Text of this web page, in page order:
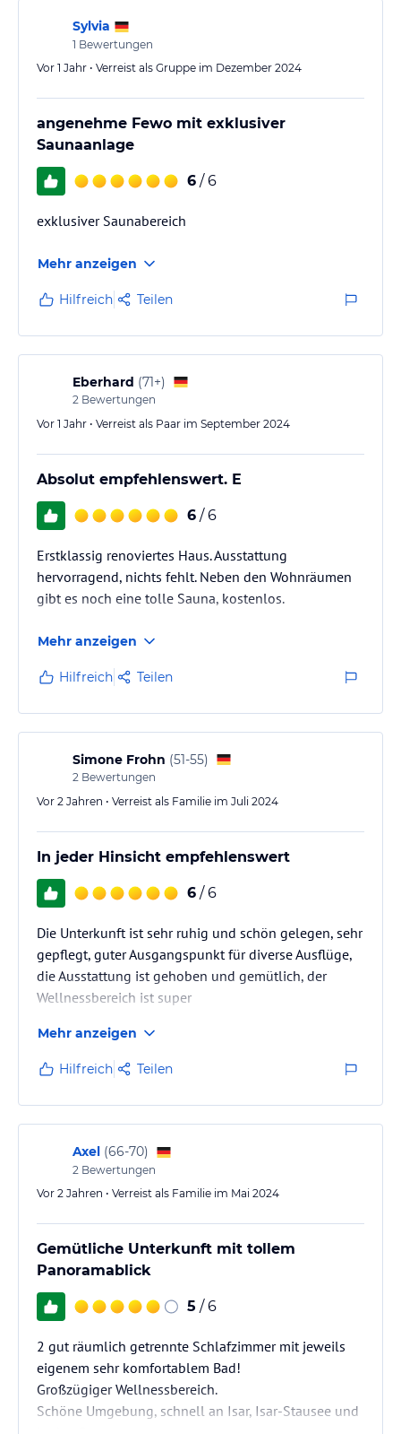
Sylvia
1 Bewertungen
Vor 1 Jahr • Verreist als Gruppe im Dezember 2024
angenehme Fewo mit exklusiver
Saunaanlage
6 / 6
exklusiver Saunabereich
Mehr anzeigen
Hilfreich Teilen
Eberhard (71+)
2 Bewertungen
Vor 1 Jahr • Verreist als Paar im September 2024
Absolut empfehlenswert. E
6 / 6
Erstklassig renoviertes Haus. Ausstattung
hervorragend, nichts fehlt. Neben den Wohnräumen
gibt es noch eine tolle Sauna, kostenlos.
Mehr anzeigen
Hilfreich Teilen
Simone Frohn (51-55)
2 Bewertungen
Vor 2 Jahren • Verreist als Familie im Juli 2024
In jeder Hinsicht empfehlenswert
6 / 6
Die Unterkunft ist sehr ruhig und schön gelegen, sehr
gepflegt, guter Ausgangspunkt für diverse Ausflüge,
die Ausstattung ist gehoben und gemütlich, der
Wellnessbereich ist super
Mehr anzeigen
Hilfreich Teilen
Axel (66-70)
2 Bewertungen
Vor 2 Jahren • Verreist als Familie im Mai 2024
Gemütliche Unterkunft mit tollem
Panoramablick
5 / 6
2 gut räumlich getrennte Schlafzimmer mit jeweils
eigenem sehr komfortablem Bad!
Großzügiger Wellnessbereich.
Schöne Umgebung, schnell an Isar, Isar-Stausee und